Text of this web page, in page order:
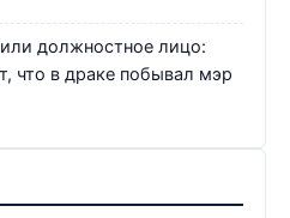
должностное лицо:
что в драке побывал мэр